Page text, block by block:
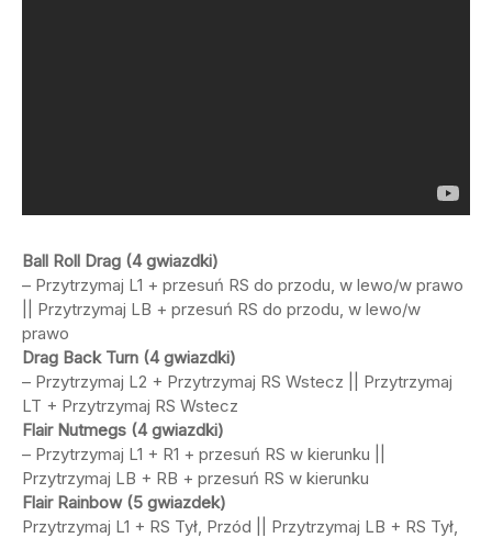
Ball Roll Drag (4 gwiazdki)
– Przytrzymaj L1 + przesuń RS do przodu, w lewo/w prawo
|| Przytrzymaj LB + przesuń RS do przodu, w lewo/w
prawo
Drag Back Turn (4 gwiazdki)
– Przytrzymaj L2 + Przytrzymaj RS Wstecz || Przytrzymaj
LT + Przytrzymaj RS Wstecz
Flair Nutmegs (4 gwiazdki)
– Przytrzymaj L1 + R1 + przesuń RS w kierunku ||
Przytrzymaj LB + RB + przesuń RS w kierunku
Flair Rainbow (5 gwiazdek)
Przytrzymaj L1 + RS Tył, Przód || Przytrzymaj LB + RS Tył,